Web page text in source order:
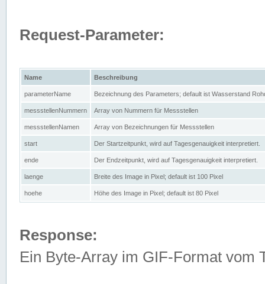
Request-Parameter:
Name Beschreibung
parameterName Bezeichnung des Parameters; default ist Wasserstand
messstellenNummern Array von Nummern für Messstellen
messstellenNamen Array von Bezeichnungen für Messstellen
start Der Startzeitpunkt, wird auf Tagesgenauigkeit interpretiert.
ende Der Endzeitpunkt, wird auf Tagesgenauigkeit interpretiert.
laenge Breite des Image in Pixel; default ist 100 Pixel
hoehe Höhe des Image in Pixel; default ist 80 Pixel
Response:
Ein Byte-Array im GIF-Format vom